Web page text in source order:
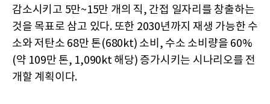
감소시키고 5만~15만 개의 직, 간접 일자리를 창출하는
것을 목표로 삼고 있다. 또한 2030년까지 재생 가능한 수
소와 저탄소 68만 톤(680kt) 소비, 수소 소비량을 60%
(약 109만 톤, 1,090kt 해당) 증가시키는 시나리오를 전
개할 계획이다.